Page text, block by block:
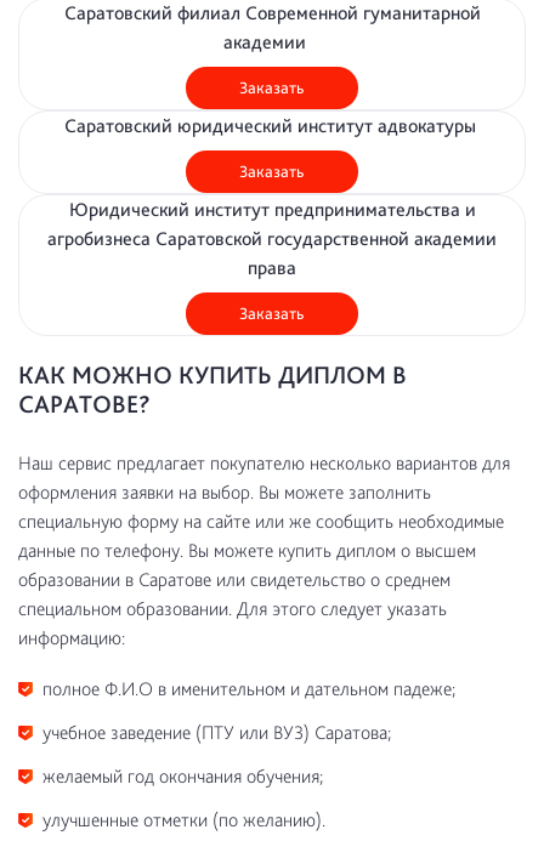
Саратовский филиал Современной гуманитарной
академии
Заказать
Саратовский юридический институт адвокатуры
Заказать
Юридический институт предпринимательства и
агробизнеса Саратовской государственной академии
права
Заказать
КАК МОЖНО КУПИТЬ ДИПЛОМ В
САРАТОВЕ?
Наш сервис предлагает покупателю несколько вариантов для
оформления заявки на выбор. Вы можете заполнить
специальную форму на сайте или же сообщить необходимые
данные по телефону. Вы можете купить диплом о высшем
образовании в Саратове или свидетельство о среднем
специальном образовании. Для этого следует указать
информацию:
полное Ф.И.О в именительном и дательном падеже;
учебное заведение (ПТУ или ВУЗ) Саратова;
желаемый год окончания обучения;
улучшенные отметки (по желанию).